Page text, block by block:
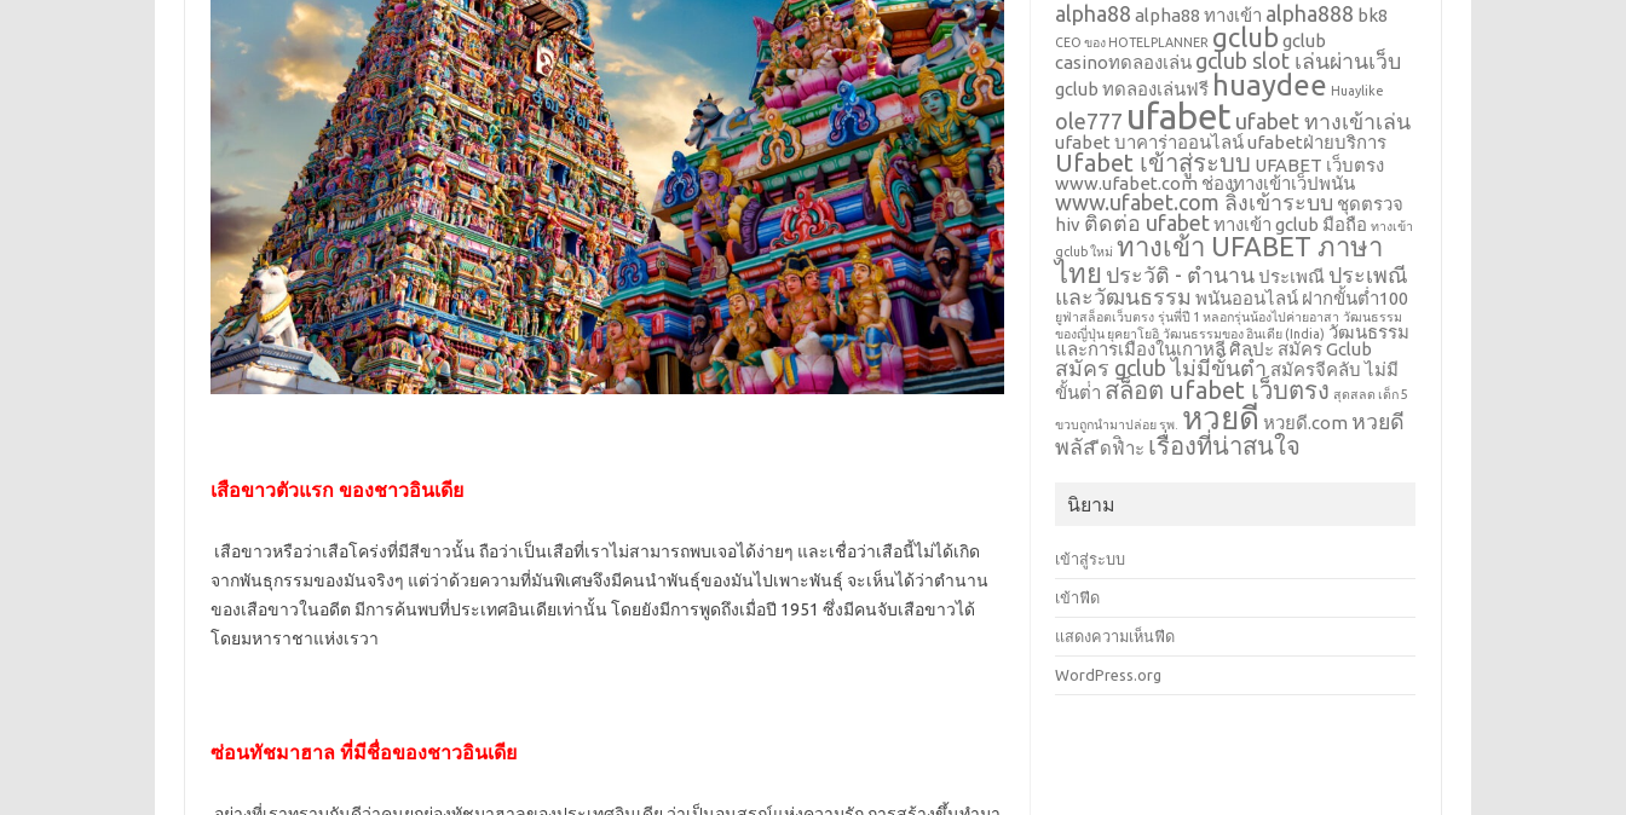
เสือขาวตัวแรก ของชาวอินเดีย
เสือขาวหรือว่าเสือโคร่งที่มีสีขาวนั้น ถือว่าเป็นเสือที่เราไม่สามารถพบเจอได้ง่ายๆ และเชื่อว่าเสือนี้ไม่ได้เกิด
จากพันธุกรรมของมันจริงๆ แต่ว่าด้วยความที่มันพิเศษจึงมีคนนำพันธุ์ของมันไปเพาะพันธุ์ จะเห็นได้ว่าตำนาน
ของเสือขาวในอดีต มีการค้นพบที่ประเทศอินเดียเท่านั้น โดยยังมีการพูดถึงเมื่อปี 1951 ซึ่งมีคนจับเสือขาวได้
โดยมหาราชาแห่งเรวา
ซ่อนทัชมาฮาล ที่มีชื่อของชาวอินเดีย
alpha88 alpha88 ทางเข้า alpha888 bk8
CEO ของ HOTELPLANNER gclub gclub
casinoทดลองเล่น gclub slot เล่นผ่านเว็บ
gclub ทดลองเล่นฟรี huaydee Huaylike
ole777 ufabet ufabet ทางเข้าเล่น
ufabet บาคาร่าออนไลน์ufabetฝ่ายบริการ
Ufabet เข้าสู่ระบบ UFABET เว็บตรง
www.ufabet.com ช่องทางเข้าเว็ปพนัน
www.ufabet.com ลิ้งเข้าระบบ ชุดตรวจ
hiv ติดต่อ ufabetทางเข้า gclub มือถือ ทางเข้า
gclub ใหม่ ทางเข้า UFABET ภาษา
ไทย ประวัติ - ตำนานประเพณี ประเพณี
และวัฒนธรรม พนันออนไลน์ ฝากขั้นต่ำ100
ยูฟ่าสล็อตเว็บตรง รุ่นพี่ปี 1 หลอกรุ่นน้องไปค่ายอาสา วัฒนธรรม
ของญี่ปุ่น ยุคยาโยอิ วัฒนธรรมของ อินเดีย (India) วัฒนธรรม
และการเมืองในเกาหลีศิลปะ สมัคร Gclub
สมัคร gclub ไม่มีขั้นต่ำ สมัครจีคลับ ไม่มี
ขั้นต่ํา สล็อต ufabet เว็บตรง สุดสลด เด็ก 5
ขวบถูกนำมาปล่อย รพ. หวยดี หวยดี.com หวยดี
พลัส ีดฟิำะ เรื่องที่น่าสนใจ
นิยาม
เข้าสู่ระบบ
เข้าฟีด
แสดงความเห็นฟีด
WordPress.org